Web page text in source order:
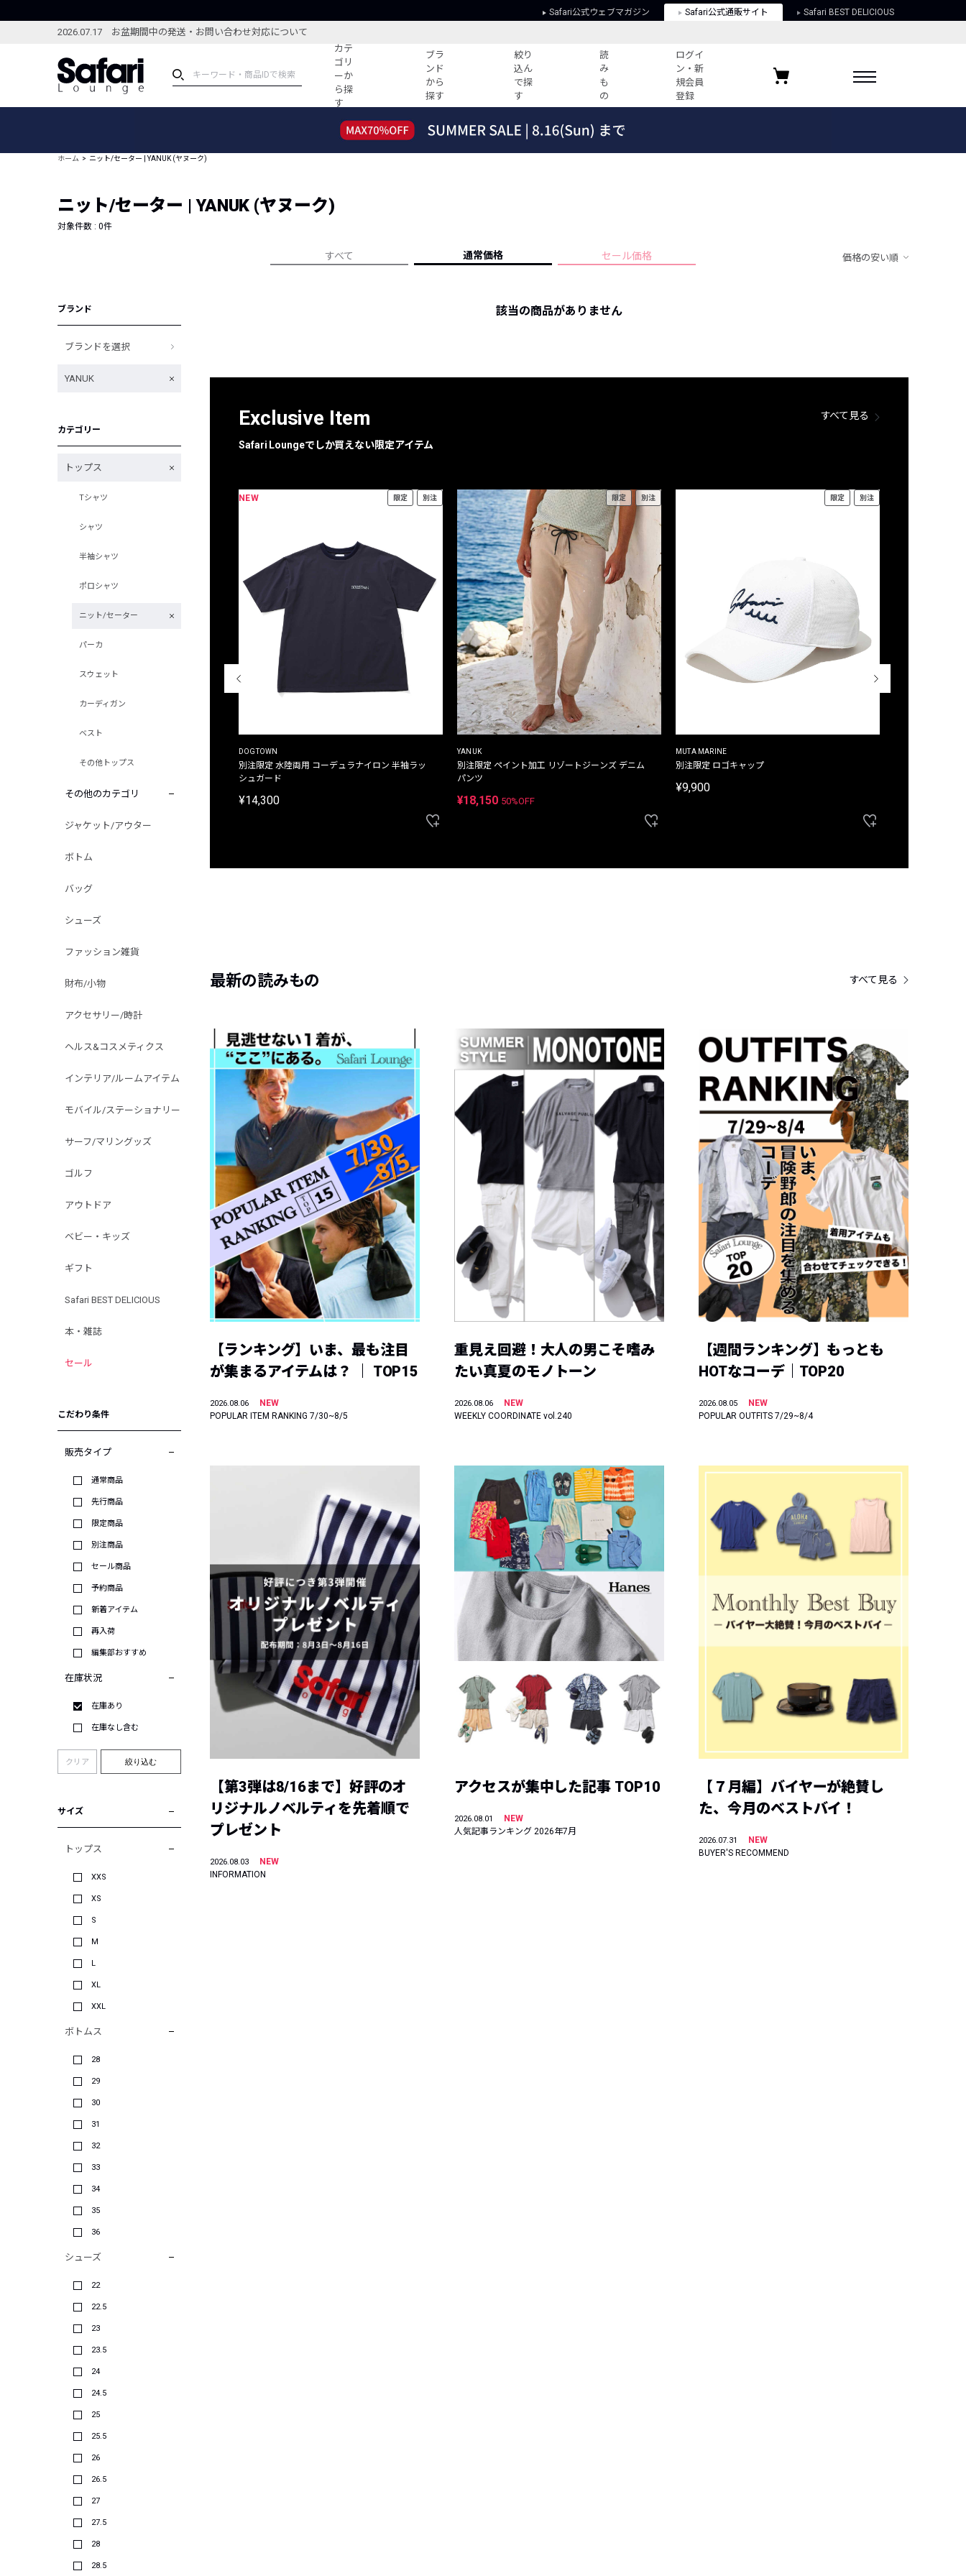
Safari公式ウェブマガジン Safari公式通販サイト Safari BEST DELICIOUS
2026.07.17 お盆期間中の発送・お問い合わせ対応について
カテ
ゴリ
ーか
ら探
す
ブラ
ンド
から
探す
絞り
込ん
で探
す
読
み
も
の
ログイ
ン・新
規会員
登録
ブランドから探す
新着アイテム
編集部のおすすめアイテム
コーディネート
すべての記事
人気記事ランキング
フォーカスブランド
プライバシーポリシー
お気に入りブランド
ホーム ニット/セーター | YANUK (ヤヌーク)
ニット/セーター | YANUK (ヤヌーク)
対象件数 : 0件
すべて 通常価格 セール価格 価格の安い順
ブランド
ブランドを選択
YANUK
カテゴリー
トップス
Tシャツ
シャツ
半袖シャツ
ポロシャツ
ニット/セーター
パーカ
スウェット
カーディガン
ベスト
その他トップス
その他のカテゴリ
ジャケット/アウター
ボトム
バッグ
シューズ
ファッション雑貨
財布/小物
アクセサリー/時計
ヘルス&コスメティクス
インテリア/ルームアイテム
モバイル/ステーショナリー
サーフ/マリングッズ
ゴルフ
アウトドア
ベビー・キッズ
ギフト
Safari BEST DELICIOUS
本・雑誌
セール
こだわり条件
販売タイプ
通常商品
先行商品
限定商品
別注商品
セール商品
予約商品
新着アイテム
再入荷
編集部おすすめ
在庫状況
在庫あり
在庫なし含む
クリア 絞り込む
サイズ
トップス
XXS
XS
S
M
L
XL
XXL
ボトムス
28
29
30
31
32
33
34
35
36
シューズ
22
22.5
23
23.5
24
24.5
25
25.5
26
26.5
27
27.5
28
28.5
該当の商品がありません
Exclusive Item
Safari Loungeでしか買えない限定アイテム
すべて見る
別注限定 ピグメントダイ バックプリント サーフ
NEW 限定 別注
DOGTOWN
別注限定 水陸両用 コーデュラナイロン 半袖ラッ
シュガード
¥14,300
限定 別注
YANUK
別注限定 ペイント加工 リゾートジーンズ デニム
パンツ
¥18,150 50%OFF
限定 別注
MUTA MARINE
別注限定 ロゴキャップ
¥9,900
最新の読みもの すべて見る
【ランキング】いま、最も注目
が集まるアイテムは？ ｜ TOP15
2026.08.06
NEW
POPULAR ITEM RANKING 7/30~8/5
重見え回避！大人の男こそ嗜み
たい真夏のモノトーン
2026.08.06
NEW
WEEKLY COORDINATE vol.240
【週間ランキング】もっとも
HOTなコーデ｜TOP20
2026.08.05
NEW
POPULAR OUTFITS 7/29~8/4
【第3弾は8/16まで】好評のオ
リジナルノベルティを先着順で
プレゼント
2026.08.03
NEW
INFORMATION
アクセスが集中した記事 TOP10
2026.08.01
NEW
人気記事ランキング 2026年7月
【７月編】バイヤーが絶賛し
た、今月のベストバイ！
2026.07.31
NEW
BUYER'S RECOMMEND